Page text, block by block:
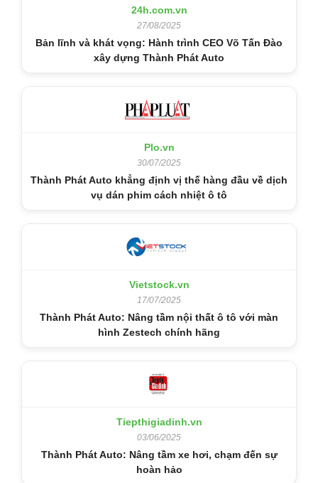
24h.com.vn
27/08/2025
Bản lĩnh và khát vọng: Hành trình CEO Võ Tấn Đào
xây dựng Thành Phát Auto
Plo.vn
30/07/2025
Thành Phát Auto khẳng định vị thế hàng đầu về dịch
vụ dán phim cách nhiệt ô tô
Vietstock.vn
17/07/2025
Thành Phát Auto: Nâng tầm nội thất ô tô với màn
hình Zestech chính hãng
Tiepthigiadinh.vn
03/06/2025
Thành Phát Auto: Nâng tầm xe hơi, chạm đến sự
hoàn hảo